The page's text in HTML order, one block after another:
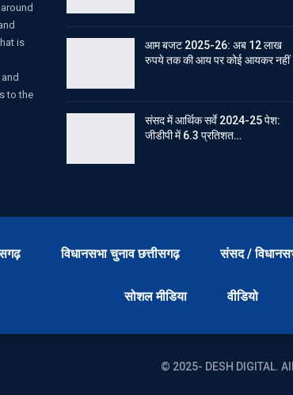
is
to the
आम बजट 2025-26: अब 12 लाख
रुपये तक की आय पर कोई आयकर नहीं
संसद में आर्थिक सर्वे 2024-25 पेश:
जीडीपी में 6.3 प्रतिशत…
विधानसभा चुनाव छत्तीसगढ़ संसद /
सोशल मीडिया वीडियो
© 2025- DESH DIGITAL.